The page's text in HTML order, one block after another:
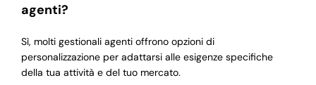
agenti?
Sì, molti gestionali agenti offrono opzioni di
personalizzazione per adattarsi alle esigenze specifiche
della tua attività e del tuo mercato.